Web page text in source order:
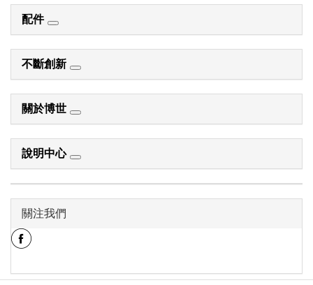
配件
不斷創新
關於博世
說明中心
關注我們